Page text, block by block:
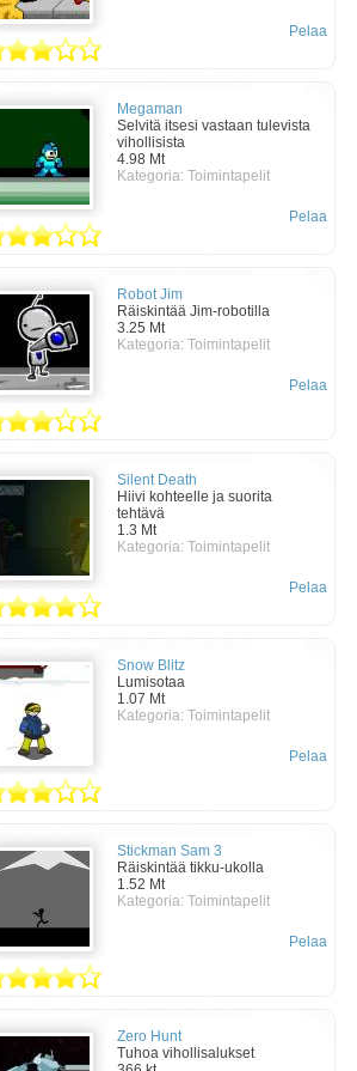
Pelaa
Megaman
Selvitä itsesi vastaan tulevista
vihollisista
4.98 Mt
Kategoria: Toimintapelit
Pelaa
Robot Jim
Räiskintää Jim-robotilla
3.25 Mt
Kategoria: Toimintapelit
Pelaa
Silent Death
Hiivi kohteelle ja suorita
tehtävä
1.3 Mt
Kategoria: Toimintapelit
Pelaa
Snow Blitz
Lumisotaa
1.07 Mt
Kategoria: Toimintapelit
Pelaa
Stickman Sam 3
Räiskintää tikku-ukolla
1.52 Mt
Kategoria: Toimintapelit
Pelaa
Zero Hunt
Tuhoa vihollisalukset